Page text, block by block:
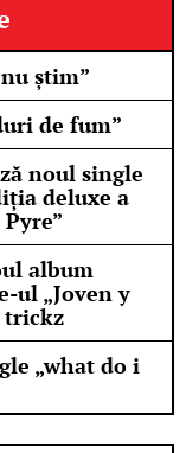
știm”
de fum”
noul single
deluxe a
album
ul „Joven y
trickz
„what do i